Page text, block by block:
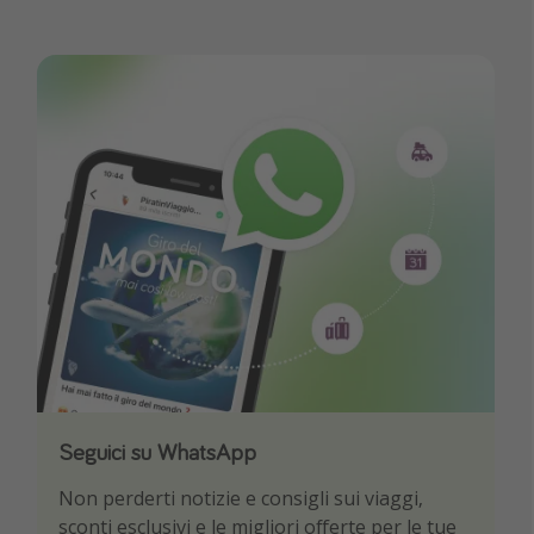
Seguici su WhatsApp
Non perderti notizie e consigli sui viaggi,
sconti esclusivi e le migliori offerte per le tue
Scarica la nostra App
Sii il primo a conoscere le migliori offerte di
viaggio